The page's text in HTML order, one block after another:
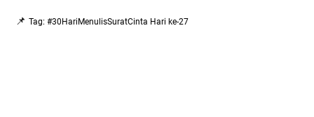
📌 Tag: #30HariMenulisSuratCinta Hari ke-27